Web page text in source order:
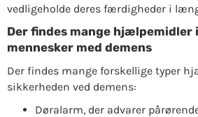
vedligeholde deres færdigheder i
Der findes mange hjælpemidler
mennesker med demens
Der findes mange forskellige typer
sikkerheden ved demens:
Døralarm, der advarer